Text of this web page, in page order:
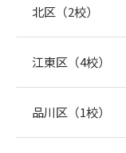
北区（2校）
江東区（4校）
品川区（1校）